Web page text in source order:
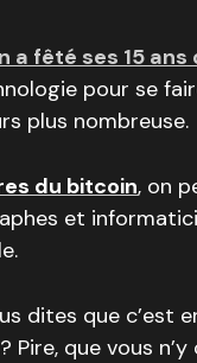
a fêté ses 15 ans
pour se
plus nombreuse.
du bitcoin, on
et
dites que c’est
Pire, que vous